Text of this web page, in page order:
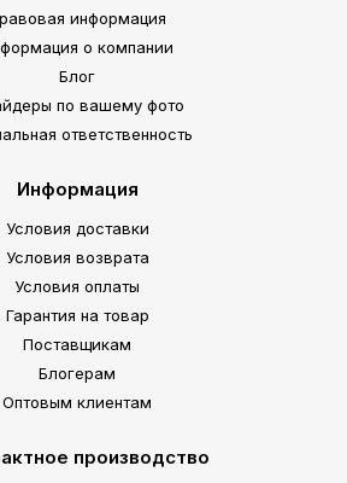
информация
о компании
Блог
по вашему фото
ответственность
Информация
Условия доставки
Условия возврата
Условия оплаты
Гарантия на товар
Поставщикам
Блогерам
Оптовым клиентам
производство